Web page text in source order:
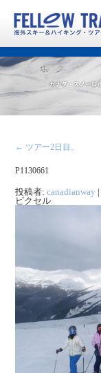
← ツアー2日目。
P1130661
投稿者: canadianway |
ピクセル